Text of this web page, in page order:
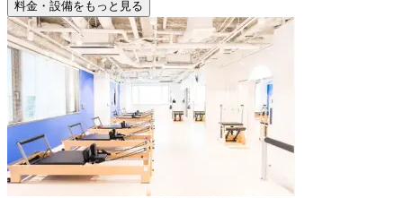
料金・設備をもっと見る